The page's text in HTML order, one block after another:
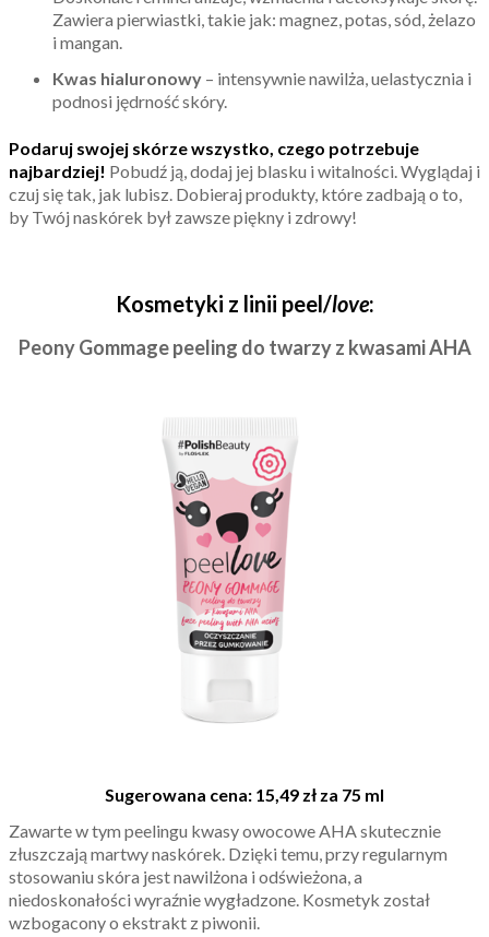
Zawiera pierwiastki, takie jak: magnez, potas, sód, żelazo
i mangan.
Kwas hialuronowy – intensywnie nawilża, uelastycznia i
podnosi jędrność skóry.
Podaruj swojej skórze wszystko, czego potrzebuje
najbardziej! Pobudź ją, dodaj jej blasku i witalności. Wyglądaj i
czuj się tak, jak lubisz. Dobieraj produkty, które zadbają o to,
by Twój naskórek był zawsze piękny i zdrowy!
Kosmetyki z linii peel/love:
Peony Gommage peeling do twarzy z kwasami AHA
Sugerowana cena: 15,49 zł za 75 ml
Zawarte w tym peelingu kwasy owocowe AHA skutecznie
złuszczają martwy naskórek. Dzięki temu, przy regularnym
stosowaniu skóra jest nawilżona i odświeżona, a
niedoskonałości wyraźnie wygładzone. Kosmetyk został
wzbogacony o ekstrakt z piwonii.